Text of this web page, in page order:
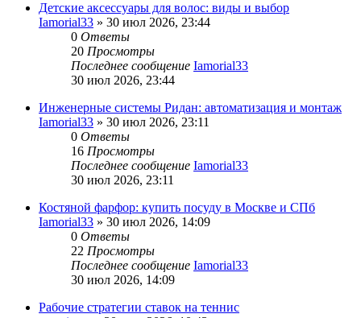
Детские аксессуары для волос: виды и выбор
Iamorial33 » 30 июл 2026, 23:44
0 Ответы
20 Просмотры
Последнее сообщение Iamorial33
30 июл 2026, 23:44
Инженерные системы Ридан: автоматизация и монтаж
Iamorial33 » 30 июл 2026, 23:11
0 Ответы
16 Просмотры
Последнее сообщение Iamorial33
30 июл 2026, 23:11
Костяной фарфор: купить посуду в Москве и СПб
Iamorial33 » 30 июл 2026, 14:09
0 Ответы
22 Просмотры
Последнее сообщение Iamorial33
30 июл 2026, 14:09
Рабочие стратегии ставок на теннис